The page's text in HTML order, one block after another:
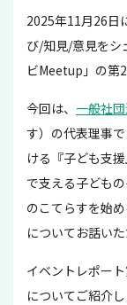
2025年11月26日
び/知見/意見をシ
ビMeetup」の第
今回は、 一般社
す）の代表理事
ける『子ども支
で支える子ども
のこてらすを始
についてお話いた
イベントレポー
についてご紹介し